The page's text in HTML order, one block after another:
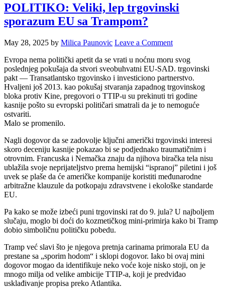
POLITIKO: Veliki, lep trgovinski
sporazum EU sa Trampom?
May 28, 2025 by Milica Paunovic Leave a Comment
Evropa nema politički apetit da se vrati u noćnu moru svog
poslednjeg pokušaja da stvori sveobuhvatni EU-SAD. trgovinski
pakt — Transatlantsko trgovinsko i investiciono partnerstvo.
Hvaljeni još 2013. kao pokušaj stvaranja zapadnog trgovinskog
bloka protiv Kine, pregovori o TTIP-u su prekinuti tri godine
kasnije pošto su evropski političari smatrali da je to nemoguće
ostvariti.
Malo se promenilo.
Nagli dogovor da se zadovolje ključni američki trgovinski interesi
skoro deceniju kasnije pokazao bi se podjednako traumatičnim i
otrovnim. Francuska i Nemačka znaju da njihova biračka tela nisu
ublažila svoje neprijateljstvo prema hemijski “ispranoj” piletini i još
uvek se plaše da će američke kompanije koristiti međunarodne
arbitražne klauzule da potkopaju zdravstvene i ekološke standarde
EU.
Pa kako se može izbeći puni trgovinski rat do 9. jula? U najboljem
slučaju, moglo bi doći do kozmetičkog mini-primirja kako bi Tramp
dobio simboličnu političku pobedu.
Tramp već slavi što je njegova pretnja carinama primorala EU da
prestane sa „sporim hodom“ i sklopi dogovor. Iako bi ovaj mini
dogovor mogao da identifikuje neko voće koje nisko stoji, on je
mnogo milja od velike ambicije TTIP-a, koji je predviđao
usklađivanje propisa preko Atlantika.